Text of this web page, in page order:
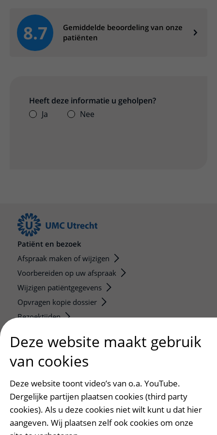
8.7
Gemiddelde beoordeling van onze
patiënten
Heeft deze informatie u geholpen?
Ja
Nee
Patiënt en bezoek
Afspraak maken of wijzigen
Voorbereiden op uw afspraak
Wijzigen patiëntgegevens
Opvragen kopie dossier
Bezoektijden
Onderwijs en onderzoek
Onze opleidingen
Stage en opleidingsplaatsen
Research
Strategic programs
Research groups
Deze website maakt gebruik
van cookies
Deze website toont video’s van o.a. YouTube.
Dergelijke partijen plaatsen cookies (third party
cookies). Als u deze cookies niet wilt kunt u dat hier
aangeven. Wij plaatsen zelf ook cookies om onze